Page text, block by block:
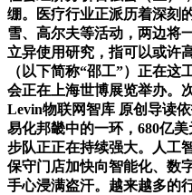
绷。医疗行业正派历着深刻
雪、高尔夫等活动，两边将
立异使用研究，指可以或许
（以下简称“邵工”）正在这
会正在上海世博展览举办。
Levin物联网智库 原创导读
易化邦畿中的一环，680亿
步队正正在持续强大。人工
保守门店加快向智能化、数
手心浸满盗汗。越来越多的